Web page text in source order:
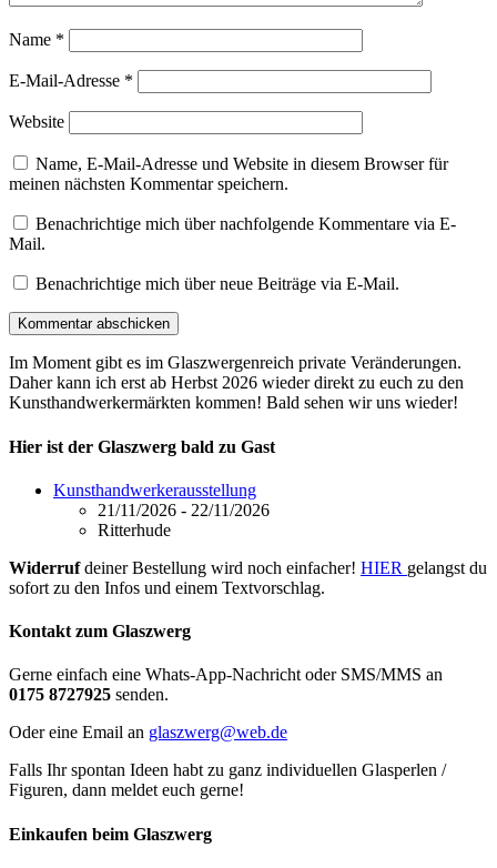
Name *
E-Mail-Adresse *
Website
Name, E-Mail-Adresse und Website in diesem Browser für
meinen nächsten Kommentar speichern.
Benachrichtige mich über nachfolgende Kommentare via E-
Mail.
Benachrichtige mich über neue Beiträge via E-Mail.
Im Moment gibt es im Glaszwergenreich private Veränderungen.
Daher kann ich erst ab Herbst 2026 wieder direkt zu euch zu den
Kunsthandwerkermärkten kommen! Bald sehen wir uns wieder!
Hier ist der Glaszwerg bald zu Gast
Kunsthandwerkerausstellung
21/11/2026 - 22/11/2026
Ritterhude
Widerrufdeiner Bestellung wird noch einfacher! HIER gelangst du
sofort zu den Infos und einem Textvorschlag.
Kontakt zum Glaszwerg
Gerne einfach eine Whats-App-Nachricht oder SMS/MMS an
0175 8727925 senden.
Oder eine Email an glaszwerg@web.de
Falls Ihr spontan Ideen habt zu ganz individuellen Glasperlen /
Figuren, dann meldet euch gerne!
Einkaufen beim Glaszwerg